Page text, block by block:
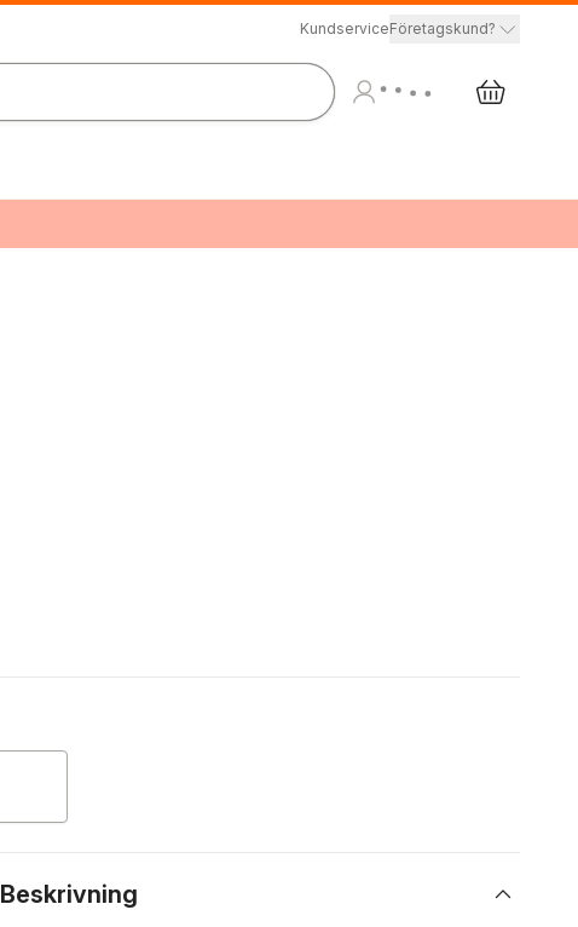
KundserviceFöretagskund?
Beskrivning